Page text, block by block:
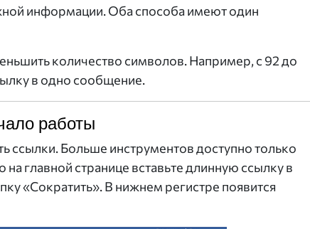
информации. Оба способа имеют один
количество символов. Например, с 92 до
в одно сообщение.
работы
ссылки. Больше инструментов доступно только
на главной странице вставьте длинную ссылку в
«Сократить». В нижнем регистре появится